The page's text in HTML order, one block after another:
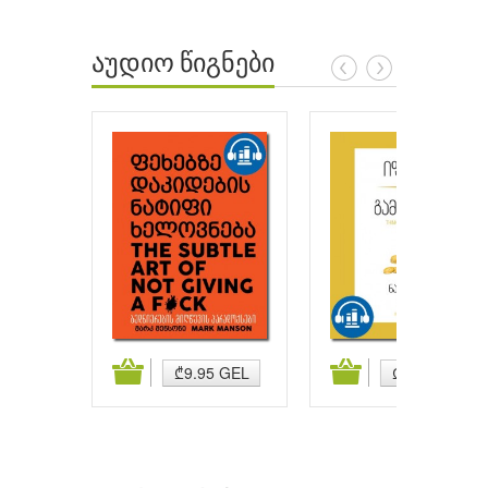
აუდიო წიგნები
₾9.95 GEL ₾9.95 GEL
კალათაში დამატება კალათაში დამატება